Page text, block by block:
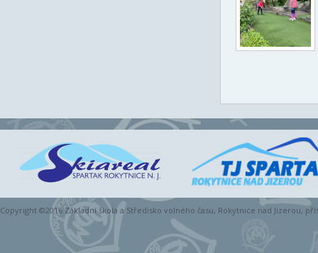
Copyright ©2016 Základní škola a Středisko volného času, Rokytnice nad Jizerou,